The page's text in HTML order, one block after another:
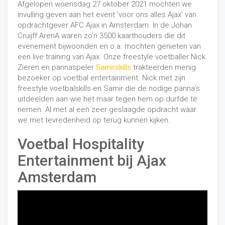
Lees meer op de website van de voetbalclub VV DEO
zelf, zie:https://vvdeo.nl/volop-vertier-bij-opa-en-
omadag/.
Website: www.freestylerjosh.nl
E-mail: info@freestylerjosh.nl
Telefoon: +31 6 22 03 65 98
Afgelopen woensdag 27 oktober 2021 mochten we
invulling geven aan het event 'voor ons alles Ajax' van
opdrachtgever AFC Ajax in Amsterdam. In de Johan
Cruijff ArenA waren zo'n 3500 kaarthouders die dit
evenement bijwoonden en o.a. mochten genieten van
een live training van Ajax. Onze freestyle voetballer Nick
Zieren en pannaspeler Samirskills trakteerden menig
bezoeker op voetbal entertainment. Nick met zijn
freestyle voetbalskills en Samir die de nodige panna's
uitdeelden aan wie het maar tegen hem op durfde te
nemen. Al met al een zeer geslaagde opdracht waar
we met tevredenheid op terug kunnen kijken.
Voetbal Hospitality
Entertainment bij Ajax
Amsterdam